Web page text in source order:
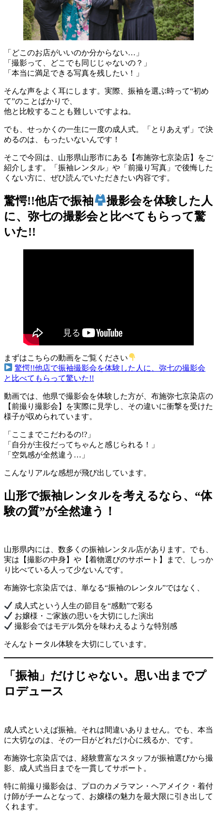
「どこのお店がいいのか分からない…」
「撮影って、どこでも同じじゃないの？」
「本当に満足できる写真を残したい！」
そんな声をよく耳にします。実際、振袖を選ぶ時って“初め
て”のことばかりで、
他と比較することも難しいですよね。
でも、せっかくの一生に一度の成人式。「とりあえず」で決
めるのは、もったいないんです！
そこで今回は、山形県山形市にある【布施弥七京染店】をご
紹介します。「振袖レンタル」や「前撮り写真」で後悔した
くない方に、ぜひ読んでいただきたい内容です。
驚愕!!他店で振袖
撮影会を体験した人
に、弥七の撮影会と比べてもらって驚
いた!!
まずはこちらの動画をご覧ください
驚愕!!他店で振袖撮影会を体験した人に、弥七の撮影会
と比べてもらって驚いた!!
動画では、他県で撮影会を体験した方が、布施弥七京染店の
【前撮り撮影会】を実際に見学し、その違いに衝撃を受けた
様子が収められています。
「ここまでこだわるの!?」
「自分が主役だってちゃんと感じられる！」
「空気感が全然違う…」
こんなリアルな感想が飛び出しています。
山形で振袖レンタルを考えるなら、“体
験の質”が全然違う！
山形県内には、数多くの振袖レンタル店があります。でも、
実は【撮影の中身】や【着物選びのサポート】まで、しっか
り比べている人って少ないんです。
布施弥七京染店では、単なる“振袖のレンタル”ではなく、
成人式という人生の節目を“感動”で彩る
お嬢様・ご家族の思いを大切にした演出
撮影会ではモデル気分を味わえるような特別感
そんなトータル体験を大切にしています。
「振袖」だけじゃない。思い出までプ
ロデュース
成人式といえば振袖。それは間違いありません。でも、本当
に大切なのは、その一日がどれだけ心に残るか、です。
布施弥七京染店では、経験豊富なスタッフが振袖選びから撮
影、成人式当日までを一貫してサポート。
特に前撮り撮影会は、プロのカメラマン・ヘアメイク・着付
け師がチームとなって、お嬢様の魅力を最大限に引き出して
くれます。